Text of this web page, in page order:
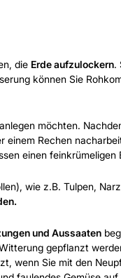
die Erde aufzulockern.
können Sie
möchten.
Rechen
einen feinkrümeligen
wie z.B. Tulpen,
und Aussaaten
gepflanzt
wenn Sie mit den